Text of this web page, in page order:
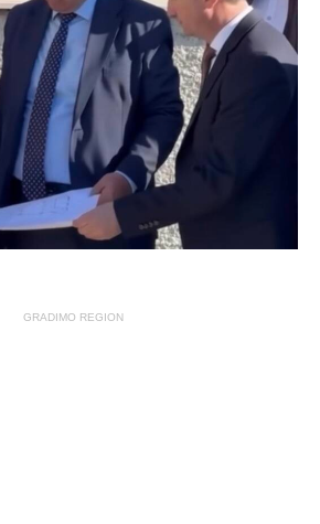
GRADIMO REGION